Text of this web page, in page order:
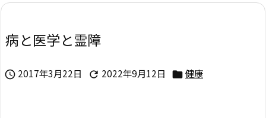
次へ
病と医学と霊障
 2017年3月22日  2022年9月12日  健康